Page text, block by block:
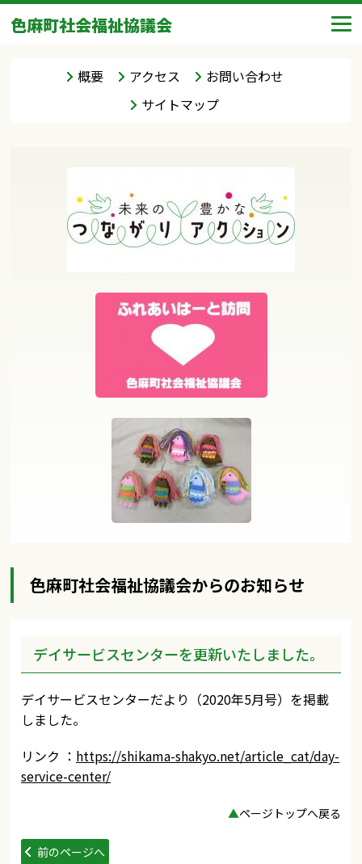
色麻町社会福祉協議会
概要 アクセス
お問い合わせ
サイトマップ
色麻町社会福祉協議会からのお知らせ
デイサービスセンターを更新いたしました。
デイサービスセンターだより（2020年5月号）を掲載
しました。
リンク ： https://shikama-shakyo.net/article_cat/day-
service-center/
▲ページトップへ戻る
前のページへ